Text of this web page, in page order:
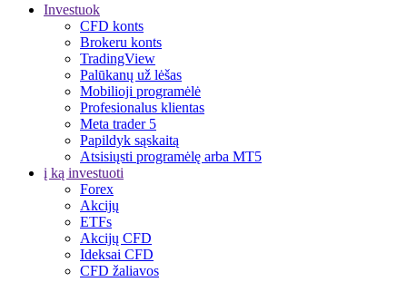
Investuok
CFD konts
Brokeru konts
TradingView
Palūkanų už lėšas
Mobilioji programėlė
Profesionalus klientas
Meta trader 5
Papildyk sąskaitą
Atsisiųsti programėlę arba MT5
į ką investuoti
Forex
Akcijų
ETFs
Akcijų CFD
Ideksai CFD
CFD žaliavos